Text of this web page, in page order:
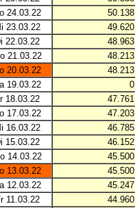
24.03.22 50.138
23.03.22 49.620
22.03.22 48.963
21.03.22 48.213
20.03.22 48.213
19.03.22 0
18.03.22 47.761
17.03.22 47.203
16.03.22 46.785
15.03.22 46.152
14.03.22 45.500
13.03.22 45.500
12.03.22 45.247
11.03.22 44.960